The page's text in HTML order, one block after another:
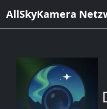
AllSkyKamera